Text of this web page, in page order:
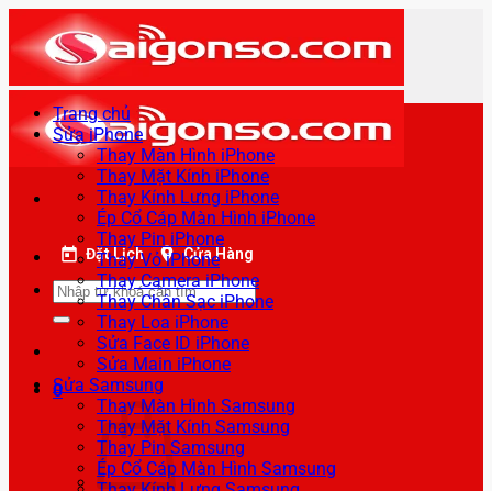
qua
nội
dung
Đặt Lịch Cửa Hàng
Tìm
kiếm:
0
Trang chủ
Sửa iPhone
Thay Màn Hình iPhone
Thay Mặt Kính iPhone
Thay Kính Lưng iPhone
Ép Cổ Cáp Màn Hình iPhone
Thay Pin iPhone
Thay Vỏ iPhone
Thay Camera iPhone
Thay Chân Sạc iPhone
Thay Loa iPhone
Sửa Face ID iPhone
Sửa Main iPhone
Sửa Samsung
Thay Màn Hình Samsung
Thay Mặt Kính Samsung
Thay Pin Samsung
Ép Cổ Cáp Màn Hình Samsung